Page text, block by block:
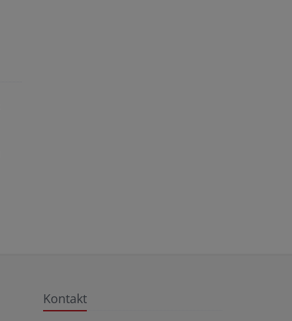
Kontakt